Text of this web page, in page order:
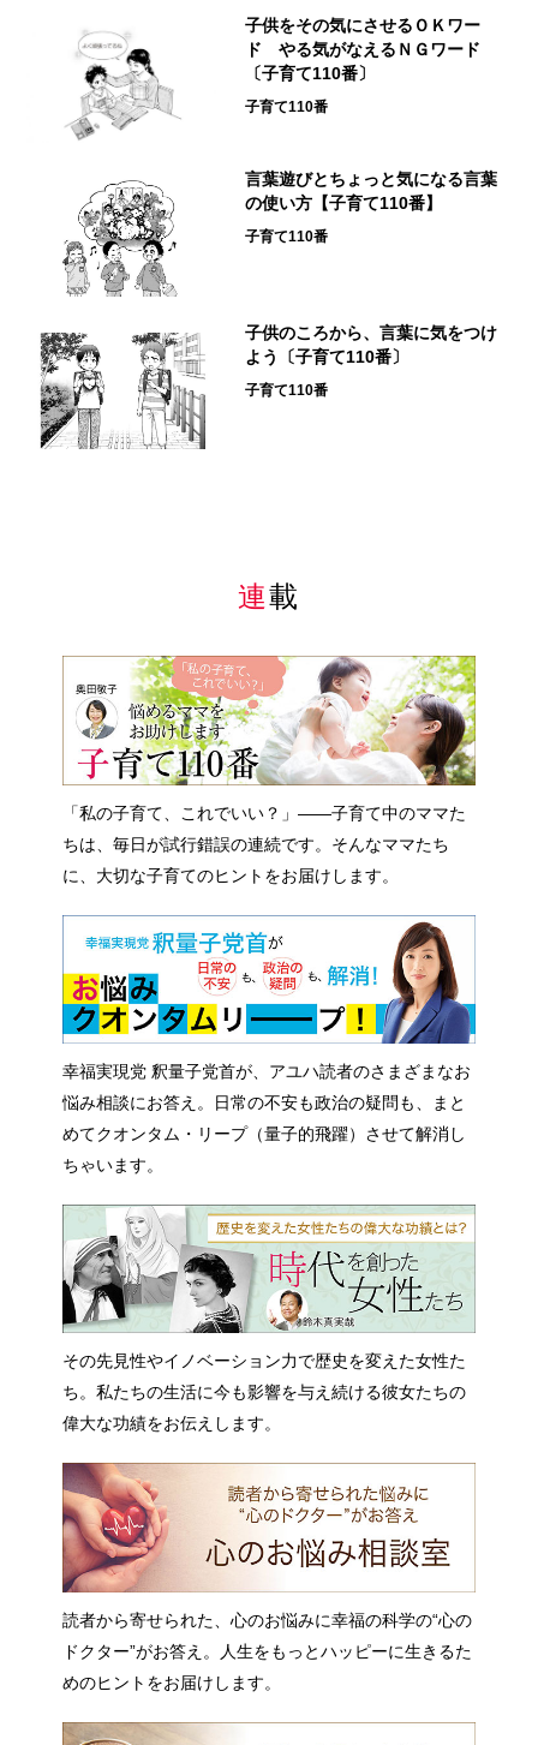
子供をその気にさせるＯＫワー
ド やる気がなえるＮＧワード
〔子育て110番〕
子育て110番
言葉遊びとちょっと気になる言葉
の使い方【子育て110番】
子育て110番
子供のころから、言葉に気をつけ
よう〔子育て110番〕
子育て110番
連載
「私の子育て、これでいい？」――子育て中のママた
ちは、毎日が試行錯誤の連続です。そんなママたち
に、大切な子育てのヒントをお届けします。
幸福実現党 釈量子党首が、アユハ読者のさまざまなお
悩み相談にお答え。日常の不安も政治の疑問も、まと
めてクオンタム・リープ（量子的飛躍）させて解消し
ちゃいます。
その先見性やイノベーション力で歴史を変えた女性た
ち。私たちの生活に今も影響を与え続ける彼女たちの
偉大な功績をお伝えします。
読者から寄せられた、心のお悩みに幸福の科学の“心の
ドクター”がお答え。人生をもっとハッピーに生きるた
めのヒントをお届けします。